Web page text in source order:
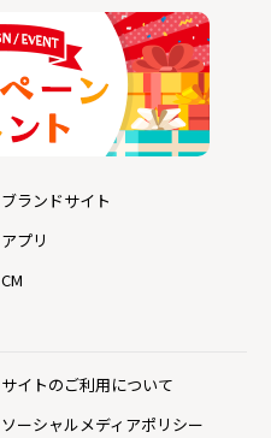
ブランドサイト
アプリ
CM
サイトのご利用について
ソーシャルメディアポリシー